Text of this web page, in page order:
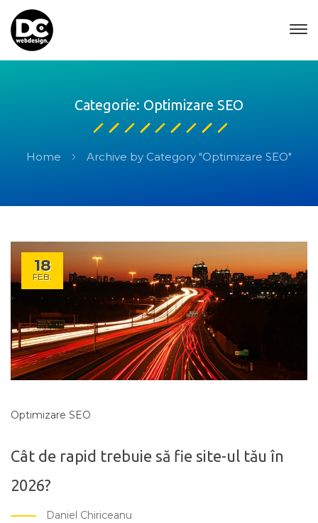
Categorie: Optimizare SEO
Home Archive by Category "Optimizare SEO"
18
FEB.
Optimizare SEO
Cât de rapid trebuie să fie site-ul tău în
2026?
Daniel Chiriceanu